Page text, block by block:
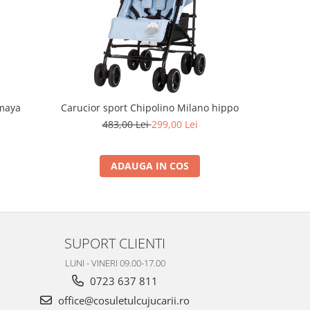
Carucior sport Chipolino Milano hippo
483,00 Lei299,00 Lei
ADAUGA IN COS
SUPORT CLIENTI
LUNI - VINERI 09.00-17.00
0723 637 811
office@cosuletulcujucarii.ro